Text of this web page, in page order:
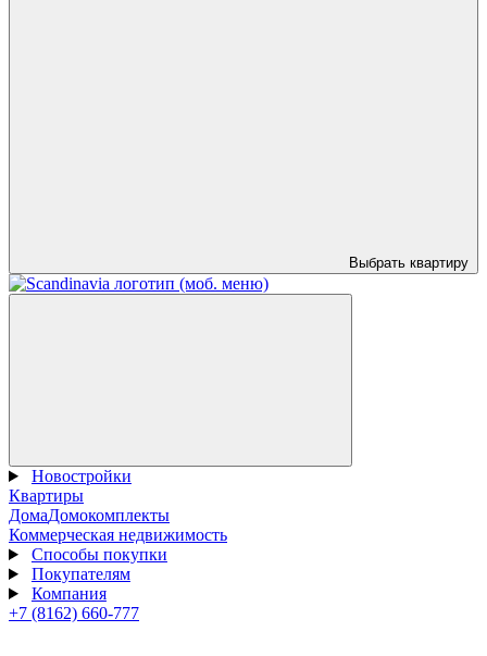
Выбрать квартиру
Новостройки
Квартиры
ДомаДомокомплекты
Коммерческая недвижимость
Способы покупки
Покупателям
Компания
+7 (8162) 660-777